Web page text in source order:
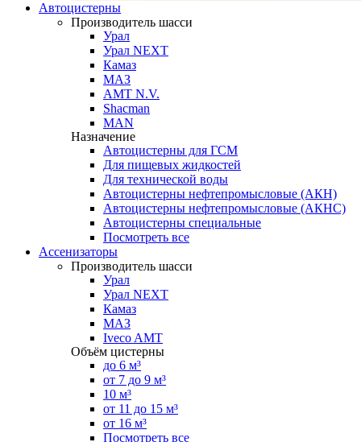
Автоцистерны
Производитель шасси
Урал
Урал NEXT
Камаз
МАЗ
AMT N.V.
Shacman
MAN
Назначение
Автоцистерны для ГСМ
Для пищевых жидкостей
Для технической воды
Автоцистерны нефтепромысловые (АКН)
Автоцистерны нефтепромысловые (АКНС)
Автоцистерны специальные
Посмотреть все
Ассенизаторы
Производитель шасси
Урал
Урал NEXT
Камаз
МАЗ
Iveco AMT
Объём цистерны
до 6 м³
от 7 до 9 м³
10 м³
от 11 до 15 м³
от 16 м³
Посмотреть все